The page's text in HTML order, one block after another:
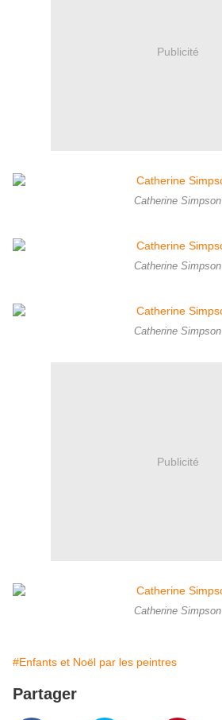
Publicité
Catherine Simpson
Catherine Simpson
Catherine Simpson
Publicité
Catherine Simpson
#Enfants et Noël par les peintres
Partager